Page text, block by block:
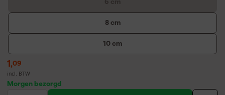
8 cm
10 cm
1,09
incl. BTW
Morgen bezorgd